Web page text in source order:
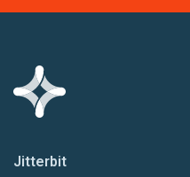
Jitterbit